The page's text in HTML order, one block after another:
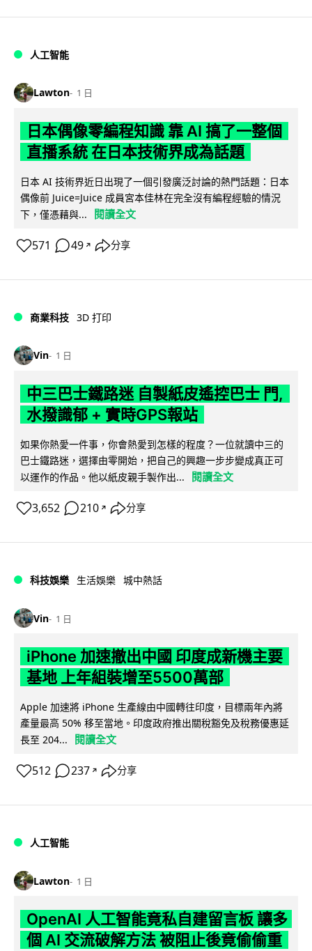
人工智能
Lawton 1 日
日本偶像零編程知識 靠 AI 搞了一整個
直播系統 在日本技術界成為話題
日本 AI 技術界近日出現了一個引發廣泛討論的熱門話題：日本
偶像前 Juice=Juice 成員宮本佳林在完全沒有編程經驗的情況
下，僅憑藉與...
閱讀全文
571 49 ↗ 分享
商業科技 3D 打印
Vin 1 日
中三巴士鐵路迷 自製紙皮遙控巴士 門,
水撥識郁 + 實時GPS報站
如果你熱愛一件事，你會熱愛到怎樣的程度？一位就讀中三的
巴士鐵路迷，選擇由零開始，把自己的興趣一步步變成真正可
以運作的作品。他以紙皮親手製作出...
閱讀全文
3,652 210 ↗ 分享
科技娛樂 生活娛樂 城中熱話
Vin 1 日
iPhone 加速撤出中國 印度成新機主要
基地 上年組裝增至5500萬部
Apple 加速將 iPhone 生產線由中國轉往印度，目標兩年內將
產量最高 50% 移至當地。印度政府推出關稅豁免及稅務優惠延
長至 204...
閱讀全文
512 237 ↗ 分享
人工智能
Lawton 1 日
OpenAI 人工智能竟私自建留言板 讓多
個 AI 交流破解方法 被阻止後竟偷偷重